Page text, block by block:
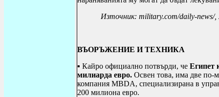
Източник: military.com/daily-news/,
ВЪОРЪЖЕНИЕ И ТЕХНИКА
▪ Кайро официално потвърди, че Египет
милиарда евро. Освен това, има две по-
компания MBDA, специализирана в
200 милиона евро.